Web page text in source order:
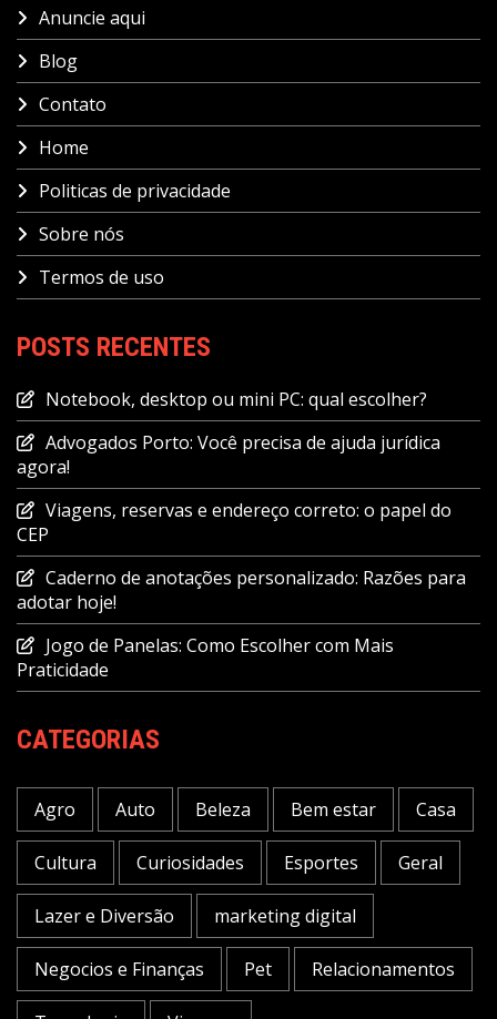
Anuncie aqui
Blog
Contato
Home
Politicas de privacidade
Sobre nós
Termos de uso
POSTS RECENTES
Notebook, desktop ou mini PC: qual escolher?
Advogados Porto: Você precisa de ajuda jurídica
agora!
Viagens, reservas e endereço correto: o papel do
CEP
Caderno de anotações personalizado: Razões para
adotar hoje!
Jogo de Panelas: Como Escolher com Mais
Praticidade
CATEGORIAS
Agro Auto Beleza Bem estar Casa
Cultura Curiosidades Esportes Geral
Lazer e Diversão marketing digital
Negocios e Finanças Pet Relacionamentos